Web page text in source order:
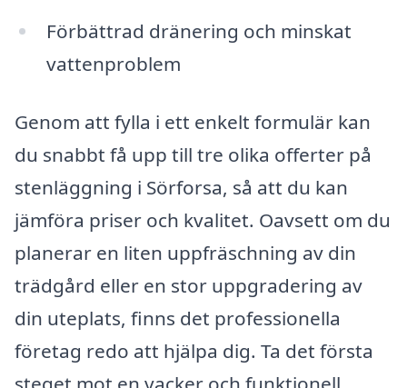
Förbättrad dränering och minskat
vattenproblem
Genom att fylla i ett enkelt formulär kan
du snabbt få upp till tre olika offerter på
stenläggning i Sörforsa, så att du kan
jämföra priser och kvalitet. Oavsett om du
planerar en liten uppfräschning av din
trädgård eller en stor uppgradering av
din uteplats, finns det professionella
företag redo att hjälpa dig. Ta det första